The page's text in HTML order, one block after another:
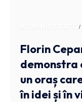
ADMINISTRATIV
Florin
demonstra
un oraș
în idei și în